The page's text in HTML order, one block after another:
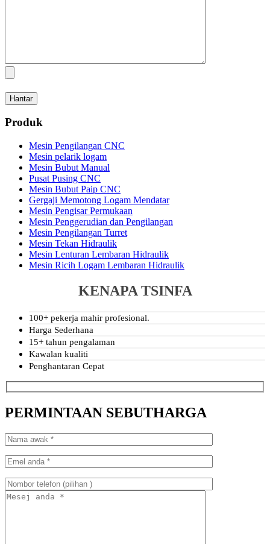
Produk
Mesin Pengilangan CNC
Mesin pelarik logam
Mesin Bubut Manual
Pusat Pusing CNC
Mesin Bubut Paip CNC
Gergaji Memotong Logam Mendatar
Mesin Pengisar Permukaan
Mesin Penggerudian dan Pengilangan
Mesin Pengilangan Turret
Mesin Tekan Hidraulik
Mesin Lenturan Lembaran Hidraulik
Mesin Ricih Logam Lembaran Hidraulik
KENAPA TSINFA
100+ pekerja mahir profesional.
Harga Sederhana
15+ tahun pengalaman
Kawalan kualiti
Penghantaran Cepat
PERMINTAAN SEBUTHARGA